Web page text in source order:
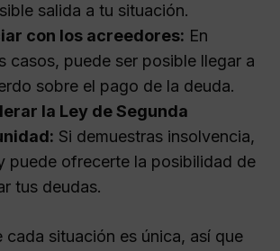
salida a tu situación.
con los acreedores: En
casos, puede ser posible llegar a
sobre el pago de la deuda.
la Ley de Segunda
Si demuestras insolvencia,
puede ofrecerte la posibilidad de
tus deudas.
cada situación es única, así que